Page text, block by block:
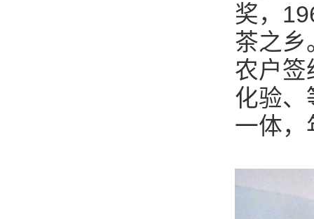
奖，
茶之乡
农户签
化验、
一体，